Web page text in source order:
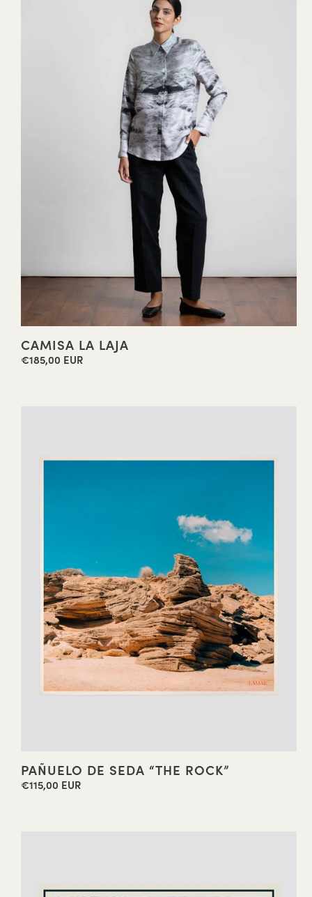
CAMISA LA LAJA
Precio
€185,00 EUR
PAÑUELO DE SEDA “THE ROCK”
Precio
€115,00 EUR